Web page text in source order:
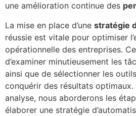
une amélioration continue des
La mise en place d’une stratégie
réussie est vitale pour optimiser
opérationnelle des entreprises.
d’examiner minutieusement les
ainsi que de sélectionner les
conquérir des résultats
analyse, nous aborderons les
élaborer une stratégie